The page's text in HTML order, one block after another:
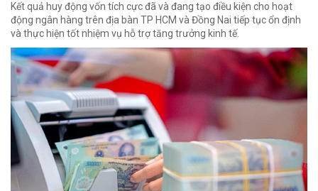
Kết quả huy động vốn tích cực đã và đang tạo điều kiện cho hoạt
động ngân hàng trên địa bàn TP HCM và Đồng Nai tiếp tục ổn định
và thực hiện tốt nhiệm vụ hỗ trợ tăng trưởng kinh tế.